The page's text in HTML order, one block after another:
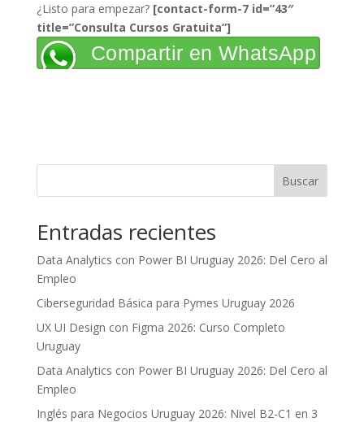
¿Listo para empezar? [contact-form-7 id=”43″
title=”Consulta Cursos Gratuita”]
Compartir en WhatsApp
Buscar
Entradas recientes
Data Analytics con Power BI Uruguay 2026: Del Cero al
Empleo
Ciberseguridad Básica para Pymes Uruguay 2026
UX UI Design con Figma 2026: Curso Completo
Uruguay
Data Analytics con Power BI Uruguay 2026: Del Cero al
Empleo
Inglés para Negocios Uruguay 2026: Nivel B2-C1 en 3